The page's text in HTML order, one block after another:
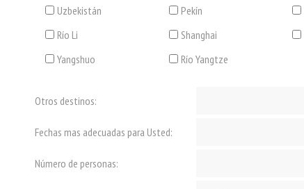
Uzbekistán
Pekín
Río Li
Shanghai
Yangshuo
Río Yangtze
Otros destinos:
Fechas mas adecuadas para Usted:
Número de personas: